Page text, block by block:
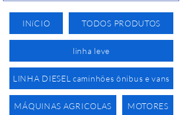
INíCIO TODOS PRODUTOS
linha leve
LINHA DIESEL caminhões ônibus e vans
MÁQUINAS AGRICOLAS MOTORES